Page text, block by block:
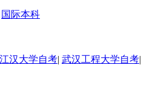
国际本科
江汉大学自考| 武汉工程大学自考|